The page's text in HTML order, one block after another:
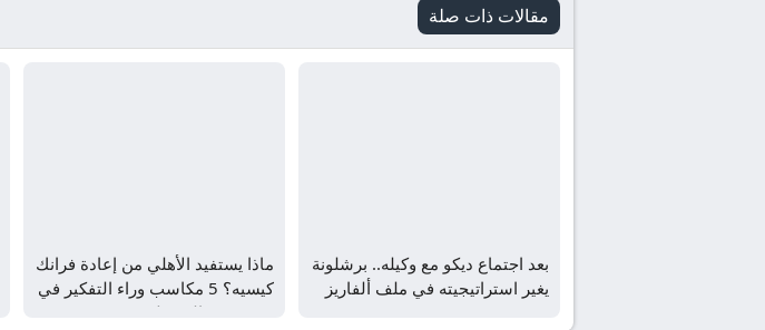
مقالات ذات صلة
بعد اجتماع ديكو مع وكيله.. برشلونة
يغير استراتيجيته في ملف ألفاريز
ماذا يستفيد الأهلي من إعادة فرانك
كيسيه؟ 5 مكاسب وراء التفكير في
عودة نجم الوسط